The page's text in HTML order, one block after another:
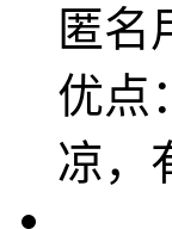
匿名
优点
凉，